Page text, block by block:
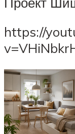
https://